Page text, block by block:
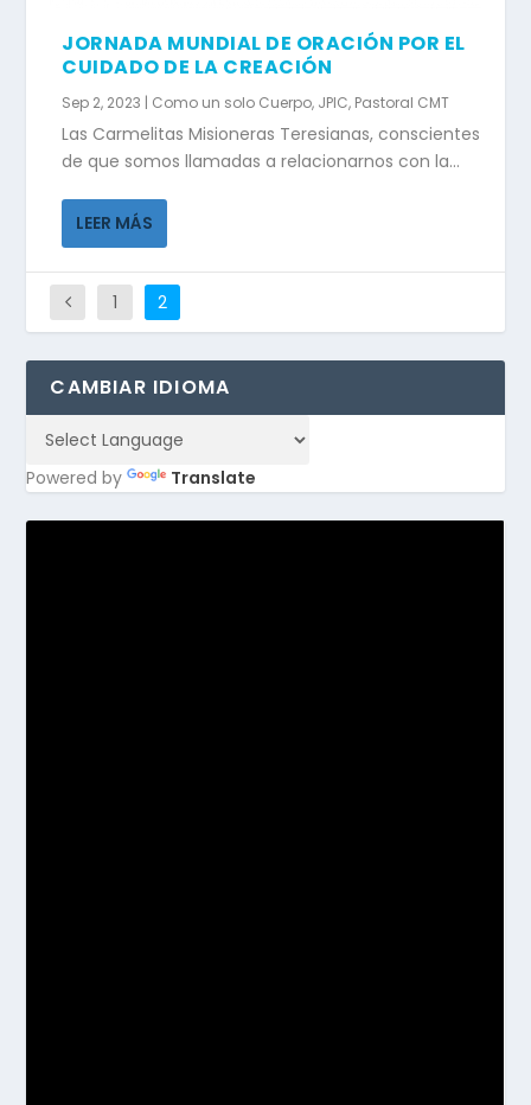
JORNADA MUNDIAL DE ORACIÓN POR EL
CUIDADO DE LA CREACIÓN
Sep 2, 2023 | Como un solo Cuerpo, JPIC, Pastoral CMT
Las Carmelitas Misioneras Teresianas, conscientes
de que somos llamadas a relacionarnos con la...
LEER MÁS
1 2
CAMBIAR IDIOMA
Powered by Translate